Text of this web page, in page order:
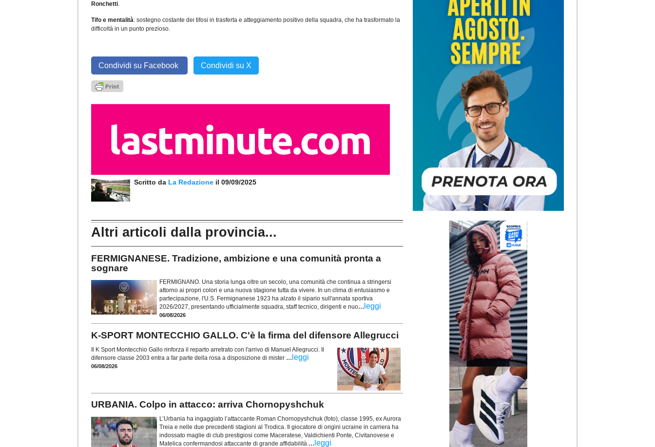
Ronchetti.
Tifo e mentalità: sostegno costante dei tifosi in trasferta e atteggiamento positivo della squadra, che ha trasformato la
difficoltà in un punto prezioso.
Condividi su Facebook Condividi su X
Scritto da La Redazione il 09/09/2025
Altri articoli dalla provincia...
FERMIGNANESE. Tradizione, ambizione e una comunità pronta a
sognare
FERMIGNANO. Una storia lunga oltre un secolo, una comunità che continua a stringersi
attorno ai propri colori e una nuova stagione tutta da vivere. In un clima di entusiasmo e
partecipazione, l'U.S. Fermignanese 1923 ha alzato il sipario sull'annata sportiva
2026/2027, presentando ufficialmente squadra, staff tecnico, dirigenti e nuo... leggi
06/08/2026
K-SPORT MONTECCHIO GALLO. C'è la firma del difensore Allegrucci
Il K Sport Montecchio Gallo rinforza il reparto arretrato con l'arrivo di Manuel Allegrucci. Il
difensore classe 2003 entra a far parte della rosa a disposizione di mister ... leggi
06/08/2026
URBANIA. Colpo in attacco: arriva Chornopyshchuk
L’Urbania ha ingaggiato l’attaccante Roman Chornopyshchuk (foto), classe 1995, ex Aurora
Treia e nelle due precedenti stagioni al Trodica. Il giocatore di origini ucraine in carriera ha
indossato maglie di club prestigiosi come Maceratese, Valdichienti Ponte, Civitanovese e
Matelica confermandosi attaccante di grande affidabilità. ... leggi